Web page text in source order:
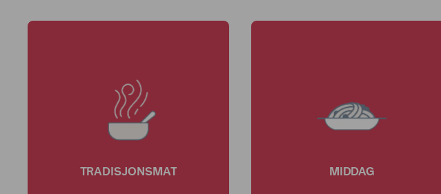
TRADISJONSMAT MIDDAG